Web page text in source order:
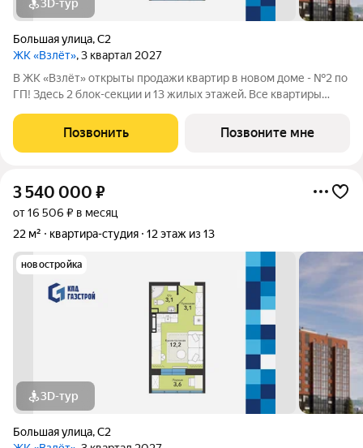
3D-тур
Большая улица,С2
ЖК «Взлёт», 3 квартал 2027
В ЖК «Взлёт» открыты продажи квартир в новом доме - №2 по
ГП! Здесь 2 блок-секции и 13 жилых этажей. Все квартиры
холлов, благоустроенным двором. В квартирографии,
традиционно, представлен широкий
Позвонить Позвоните мне
3 540 000 ₽
от 16 506 ₽ в месяц
22 м²
квартира-студия 12 этаж из 13
новостройка
3D-тур
Большая улица,С2